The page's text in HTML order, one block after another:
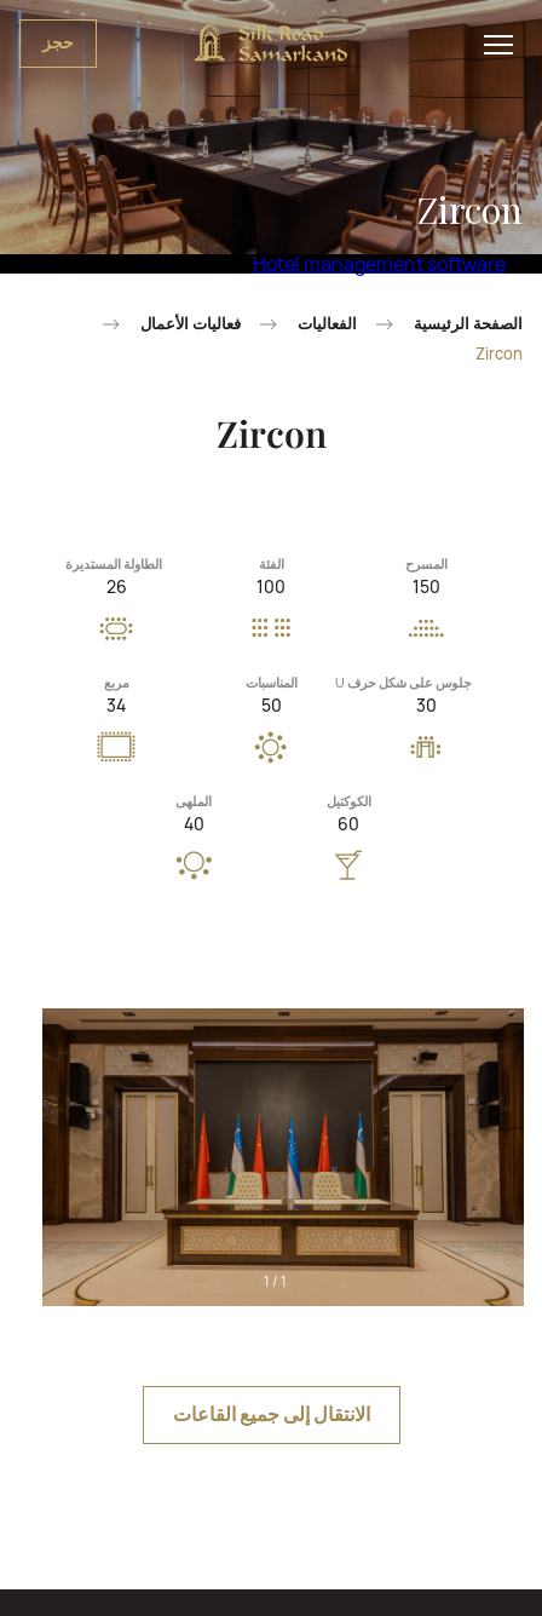
حجز
Zircon
Hotel management software
الصفحة الرئيسية الفعاليات
فعاليات الأعمال
Zircon
Zircon
المسرح
150
الفئة
100
الطاولة المستديرة
26
جلوس على شكل حرف U
30
المناسبات
50
مربع
34
الكوكتيل
60
الملهى
40
1 /1
الانتقال إلى جميع القاعات